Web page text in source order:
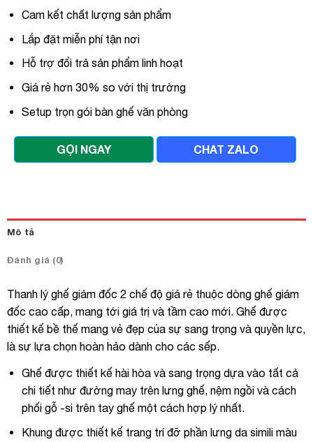
Cam kết chất lượng sản phẩm
Lắp đặt miễn phí tận nơi
Hỗ trợ đổi trả sản phẩm linh hoạt
Giá rẻ hơn 30% so với thị trường
Setup trọn gói bàn ghế văn phòng
GỌI NGAY CHAT ZALO
Mô tả
Đánh giá (0)
Thanh lý ghế giám đốc 2 chế độ giá rẻ thuộc dòng ghế giám
đốc cao cấp, mang tới giá trị và tầm cao mới. Ghế được
thiết kế bề thế mang vẻ đẹp của sự sang trọng và quyền lực,
là sự lựa chọn hoàn hảo dành cho các sếp.
Ghế được thiết kế hài hòa và sang trọng dựa vào tất cả
chi tiết như đường may trên lưng ghế, nệm ngồi và cách
phối gỗ -si trên tay ghế một cách hợp lý nhất.
Khung được thiết kế trang trí đỡ phần lưng da simili màu